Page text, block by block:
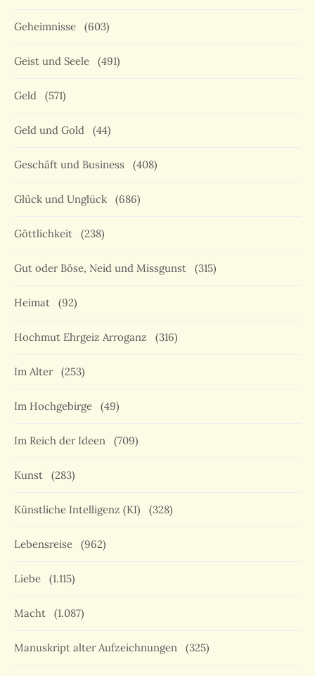
Geheimnisse (603)
Geist und Seele (491)
Geld (571)
Geld und Gold (44)
Geschäft und Business (408)
Glück und Unglück (686)
Göttlichkeit (238)
Gut oder Böse, Neid und Missgunst (315)
Heimat (92)
Hochmut Ehrgeiz Arroganz (316)
Im Alter (253)
Im Hochgebirge (49)
Im Reich der Ideen (709)
Kunst (283)
Künstliche Intelligenz (KI) (328)
Lebensreise (962)
Liebe (1.115)
Macht (1.087)
Manuskript alter Aufzeichnungen (325)